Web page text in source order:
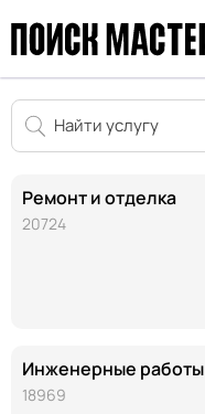
Ремонт и отделка
20724
Инженерные работы
18969